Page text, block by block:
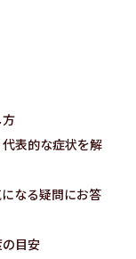
表的な症状を解
なる疑問にお答
目安